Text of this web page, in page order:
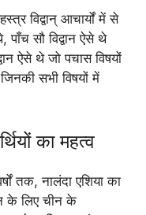
विद्वान् आचार्यों में से
सौ विद्वान ऐसे थे
ऐसे थे जो पचास विषयों
सभी विषयों में
का महत्व
तक, नालंदा एशिया का
के लिए चीन के